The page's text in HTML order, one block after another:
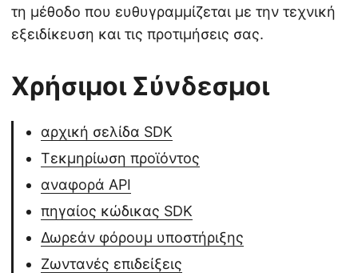
τη μέθοδο που ευθυγραμμίζεται με την τεχνική
εξειδίκευση και τις προτιμήσεις σας.
Χρήσιμοι Σύνδεσμοι
αρχική σελίδα SDK
Τεκμηρίωση προϊόντος
αναφορά API
πηγαίος κώδικας SDK
Δωρεάν φόρουμ υποστήριξης
Ζωντανές επιδείξεις